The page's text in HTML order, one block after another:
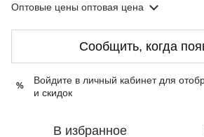
Оптовые цены оптовая цена
Сообщить, когда
%
Войдите в личный кабинетдля
и скидок
В избранное